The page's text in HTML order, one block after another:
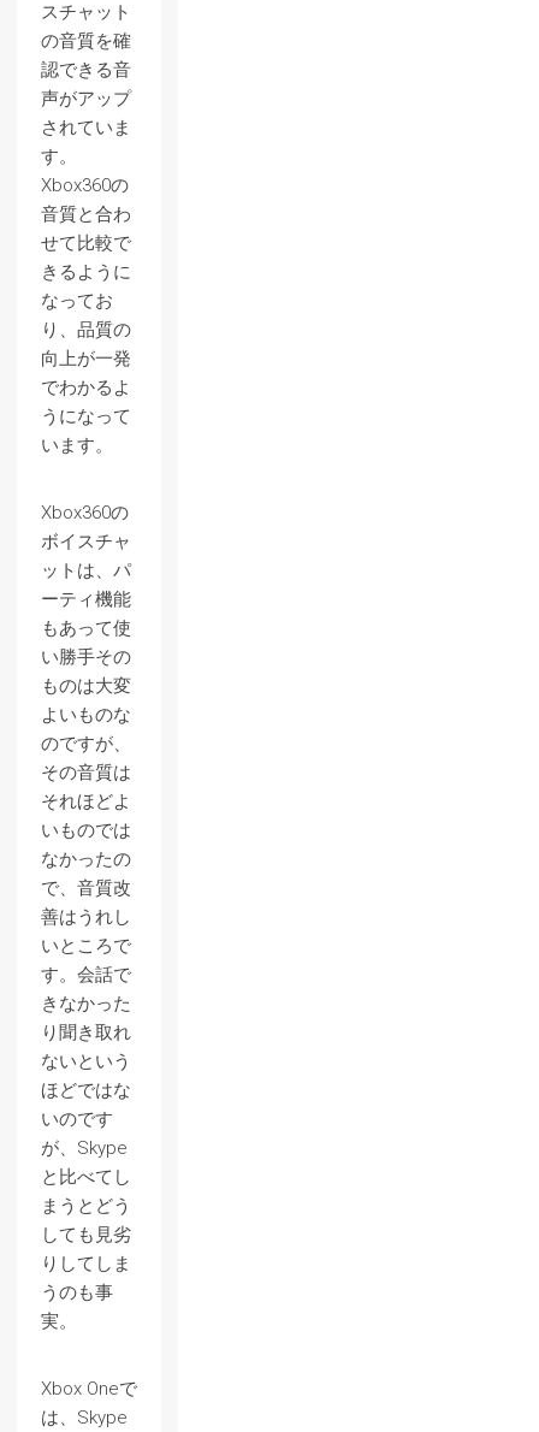
スチャット
の音質を確
認できる音
声がアップ
されていま
す。
Xbox360の
音質と合わ
せて比較で
きるように
なってお
り、品質の
向上が一発
でわかるよ
うになって
います。
Xbox360の
ボイスチャ
ットは、パ
ーティ機能
もあって使
い勝手その
ものは大変
よいものな
のですが、
その音質は
それほどよ
いものでは
なかったの
で、音質改
善はうれし
いところで
す。会話で
きなかった
り聞き取れ
ないという
ほどではな
いのです
が、Skype
と比べてし
まうとどう
しても見劣
りしてしま
うのも事
実。
Xbox Oneで
は、Skype